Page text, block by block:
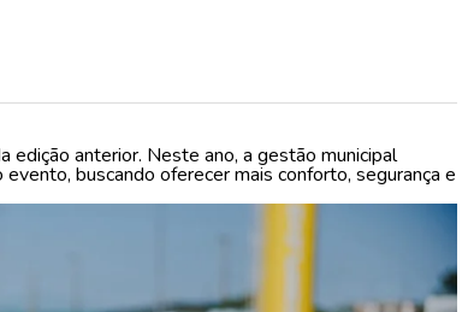
anterior. Neste ano, a gestão municipal
buscando oferecer mais conforto, segurança e